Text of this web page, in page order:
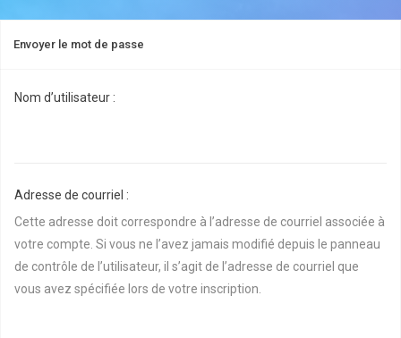
Envoyer le mot de passe
Nom d’utilisateur :
Adresse de courriel :
Cette adresse doit correspondre à l’adresse de courriel associée à
votre compte. Si vous ne l’avez jamais modifié depuis le panneau
de contrôle de l’utilisateur, il s’agit de l’adresse de courriel que
vous avez spécifiée lors de votre inscription.